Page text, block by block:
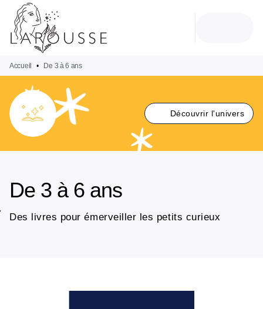
MENU
PIED DE PAGE
Accueil • De 3 à 6 ans
Découvrir l'univers
De 3 à 6 ans
Des livres pour émerveiller les petits curieux